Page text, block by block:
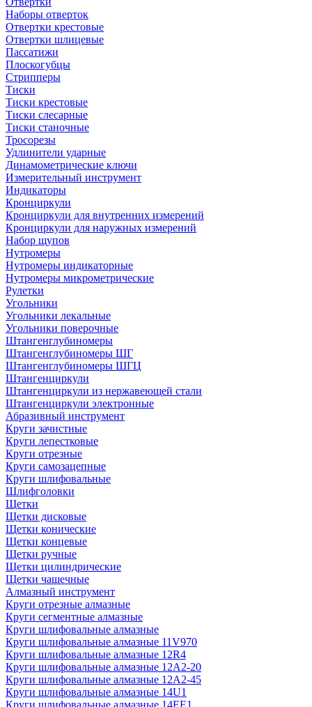
Наборы отверток
Отвертки крестовые
Отвертки шлицевые
Пассатижи
Плоскогубцы
Стрипперы
Тиски
Тиски крестовые
Тиски слесарные
Тиски станочные
Тросорезы
Удлинители ударные
Динамометрические ключи
Измерительный инструмент
Индикаторы
Кронциркули
Кронциркули для внутренних измерений
Кронциркули для наружных измерений
Набор щупов
Нутромеры
Нутромеры индикаторные
Нутромеры микрометрические
Рулетки
Угольники
Угольники лекальные
Угольники поверочные
Штангенглубиномеры
Штангенглубиномеры ШГ
Штангенглубиномеры ШГЦ
Штангенциркули
Штангенциркули из нержавеющей стали
Штангенциркули электронные
Абразивный инструмент
Круги зачистные
Круги лепестковые
Круги отрезные
Круги самозацепные
Круги шлифовальные
Шлифголовки
Щетки
Щетки дисковые
Щетки конические
Щетки концевые
Щетки ручные
Щетки цилиндрические
Щетки чашечные
Алмазный инструмент
Круги отрезные алмазные
Круги сегментные алмазные
Круги шлифовальные алмазные
Круги шлифовальные алмазные 11V970
Круги шлифовальные алмазные 12R4
Круги шлифовальные алмазные 12А2-20
Круги шлифовальные алмазные 12А2-45
Круги шлифовальные алмазные 14U1
Круги шлифовальные алмазные 14ЕЕ1